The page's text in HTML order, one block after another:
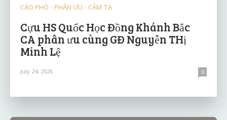
CÁO PHÓ - PHÂN ƯU - CẢM TẠ
Cựu HS Quốc Học Đồng Khánh Bắc
CA phân ưu cùng GĐ Nguyễn THị
Minh Lệ
July 24, 2026 0